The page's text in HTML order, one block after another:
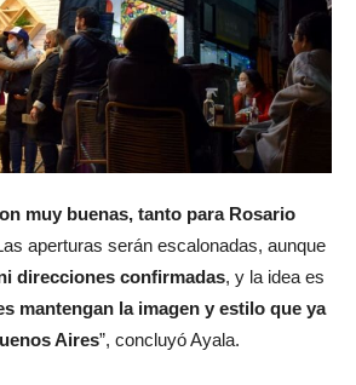
muy buenas, tanto para Rosario
aperturas serán escalonadas, aunque
direcciones confirmadas, y la idea es
mantengan la imagen y estilo que ya
Aires”, concluyó Ayala.